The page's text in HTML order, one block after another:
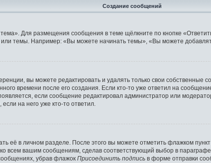
Создание сообщений
Для размещения сообщения в теме щёлкните по кнопке
темы. Например: «Вы можете начинать темы», «Вы можете
вы можете редактировать и удалять только свои собственные
времени после его создания. Если кто-то уже ответил на
если сообщение редактировал администратор или
на него уже кто-то ответил.
её в личном разделе. После этого вы можете отметить флажком пункт
всем вашим сообщениям, сделав соответствующий выбор в
убрав флажок Присоединить подпись в форме отправки